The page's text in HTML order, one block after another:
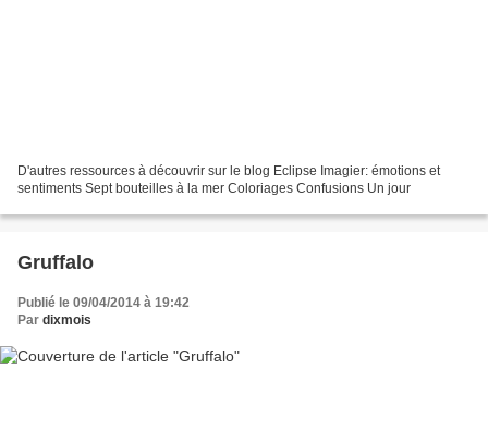
D'autres ressources à découvrir sur le blog Eclipse Imagier: émotions et
sentiments Sept bouteilles à la mer Coloriages Confusions Un jour
Gruffalo
Publié le 09/04/2014 à 19:42
Par dixmois